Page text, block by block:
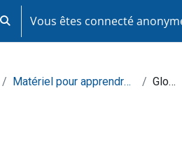
Activer/désactiver la saisie de
Vous êtes connecté
Matériel pour apprendre de façon autonome Glossaire